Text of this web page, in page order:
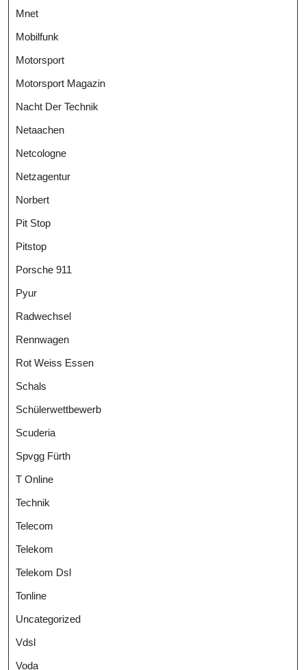
Mnet
Mobilfunk
Motorsport
Motorsport Magazin
Nacht Der Technik
Netaachen
Netcologne
Netzagentur
Norbert
Pit Stop
Pitstop
Porsche 911
Pyur
Radwechsel
Rennwagen
Rot Weiss Essen
Schals
Schülerwettbewerb
Scuderia
Spvgg Fürth
T Online
Technik
Telecom
Telekom
Telekom Dsl
Tonline
Uncategorized
Vdsl
Voda